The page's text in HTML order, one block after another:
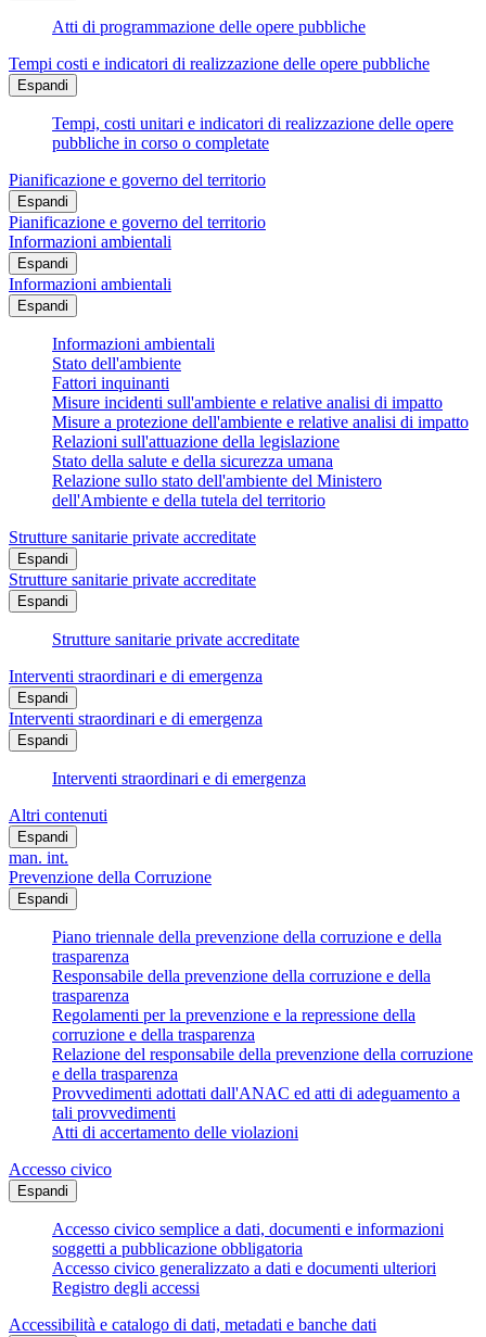
Atti di programmazione delle opere pubbliche
Tempi costi e indicatori di realizzazione delle opere pubbliche
Espandi
Tempi, costi unitari e indicatori di realizzazione delle opere
pubbliche in corso o completate
Pianificazione e governo del territorio
Espandi
Pianificazione e governo del territorio
Informazioni ambientali
Espandi
Informazioni ambientali
Espandi
Informazioni ambientali
Stato dell'ambiente
Fattori inquinanti
Misure incidenti sull'ambiente e relative analisi di impatto
Misure a protezione dell'ambiente e relative analisi di impatto
Relazioni sull'attuazione della legislazione
Stato della salute e della sicurezza umana
Relazione sullo stato dell'ambiente del Ministero
dell'Ambiente e della tutela del territorio
Strutture sanitarie private accreditate
Espandi
Strutture sanitarie private accreditate
Espandi
Strutture sanitarie private accreditate
Interventi straordinari e di emergenza
Espandi
Interventi straordinari e di emergenza
Espandi
Interventi straordinari e di emergenza
Altri contenuti
Espandi
man. int.
Prevenzione della Corruzione
Espandi
Piano triennale della prevenzione della corruzione e della
trasparenza
Responsabile della prevenzione della corruzione e della
trasparenza
Regolamenti per la prevenzione e la repressione della
corruzione e della trasparenza
Relazione del responsabile della prevenzione della corruzione
e della trasparenza
Provvedimenti adottati dall'ANAC ed atti di adeguamento a
tali provvedimenti
Atti di accertamento delle violazioni
Accesso civico
Espandi
Accesso civico semplice a dati, documenti e informazioni
soggetti a pubblicazione obbligatoria
Accesso civico generalizzato a dati e documenti ulteriori
Registro degli accessi
Accessibilità e catalogo di dati, metadati e banche dati